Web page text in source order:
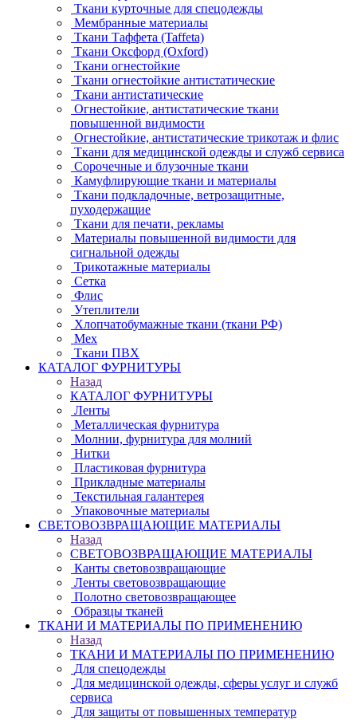
Ткани курточные для спецодежды
Мембранные материалы
Ткани Таффета (Taffeta)
Ткани Оксфорд (Oxford)
Ткани огнестойкие
Ткани огнестойкие антистатические
Ткани антистатические
Огнестойкие, антистатические ткани
повышенной видимости
Огнестойкие, антистатические трикотаж и флис
Ткани для медицинской одежды и служб сервиса
Сорочечные и блузочные ткани
Камуфлирующие ткани и материалы
Ткани подкладочные, ветрозащитные,
пуходержащие
Ткани для печати, рекламы
Материалы повышенной видимости для
сигнальной одежды
Трикотажные материалы
Сетка
Флис
Утеплители
Хлопчатобумажные ткани (ткани РФ)
Мех
Ткани ПВХ
КАТАЛОГ ФУРНИТУРЫ
Назад
КАТАЛОГ ФУРНИТУРЫ
Ленты
Металлическая фурнитура
Молнии, фурнитура для молний
Нитки
Пластиковая фурнитура
Прикладные материалы
Текстильная галантерея
Упаковочные материалы
СВЕТОВОЗВРАЩАЮЩИЕ МАТЕРИАЛЫ
Назад
СВЕТОВОЗВРАЩАЮЩИЕ МАТЕРИАЛЫ
Канты световозвращающие
Ленты световозвращающие
Полотно световозвращающее
Образцы тканей
ТКАНИ И МАТЕРИАЛЫ ПО ПРИМЕНЕНИЮ
Назад
ТКАНИ И МАТЕРИАЛЫ ПО ПРИМЕНЕНИЮ
Для спецодежды
Для медицинской одежды, сферы услуг и служб
сервиса
Для защиты от повышенных температур